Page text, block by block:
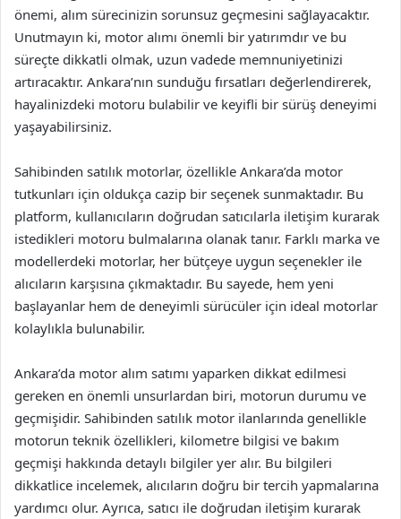
önemi, alım sürecinizin sorunsuz geçmesini sağlayacaktır.
Unutmayın ki, motor alımı önemli bir yatırımdır ve bu
süreçte dikkatli olmak, uzun vadede memnuniyetinizi
artıracaktır. Ankara’nın sunduğu fırsatları değerlendirerek,
hayalinizdeki motoru bulabilir ve keyifli bir sürüş deneyimi
yaşayabilirsiniz.
Sahibinden satılık motorlar, özellikle Ankara’da motor
tutkunları için oldukça cazip bir seçenek sunmaktadır. Bu
platform, kullanıcıların doğrudan satıcılarla iletişim kurarak
istedikleri motoru bulmalarına olanak tanır. Farklı marka ve
modellerdeki motorlar, her bütçeye uygun seçenekler ile
alıcıların karşısına çıkmaktadır. Bu sayede, hem yeni
başlayanlar hem de deneyimli sürücüler için ideal motorlar
kolaylıkla bulunabilir.
Ankara’da motor alım satımı yaparken dikkat edilmesi
gereken en önemli unsurlardan biri, motorun durumu ve
geçmişidir. Sahibinden satılık motor ilanlarında genellikle
motorun teknik özellikleri, kilometre bilgisi ve bakım
geçmişi hakkında detaylı bilgiler yer alır. Bu bilgileri
dikkatlice incelemek, alıcıların doğru bir tercih yapmalarına
yardımcı olur. Ayrıca, satıcı ile doğrudan iletişim kurarak